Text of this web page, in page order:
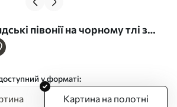
півонії на чорному тлі з
Арт. s45877
у форматі:
Картина на полотні